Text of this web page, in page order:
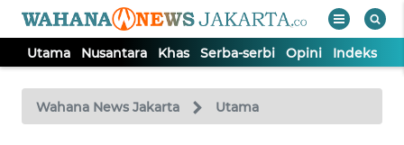
Utama Nusantara Khas Serba-serbi Opini Indeks
Wahana News Jakarta Utama
TV
Tutup